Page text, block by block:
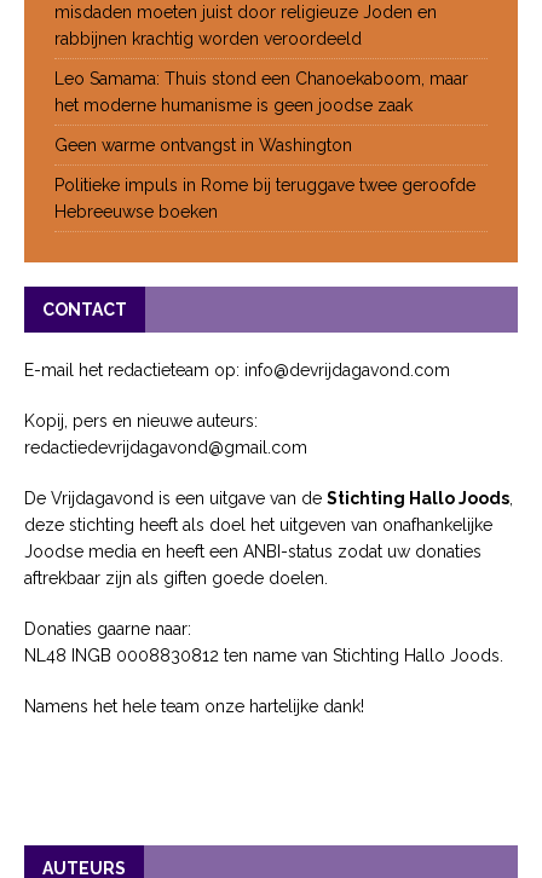
misdaden moeten juist door religieuze Joden en
rabbijnen krachtig worden veroordeeld
Leo Samama: Thuis stond een Chanoekaboom, maar
het moderne humanisme is geen joodse zaak
Geen warme ontvangst in Washington
Politieke impuls in Rome bij teruggave twee geroofde
Hebreeuwse boeken
CONTACT
E-mail het redactieteam op: info@devrijdagavond.com
Kopij, pers en nieuwe auteurs:
redactiedevrijdagavond@gmail.com
De Vrijdagavond is een uitgave van de Stichting Hallo Joods
deze stichting heeft als doel het uitgeven van onafhankelijke
Joodse media en heeft een ANBI-status zodat uw donaties
aftrekbaar zijn als giften goede doelen.
Donaties gaarne naar:
NL48 INGB 0008830812 ten name van Stichting Hallo Joods.
Namens het hele team onze hartelijke dank!
AUTEURS